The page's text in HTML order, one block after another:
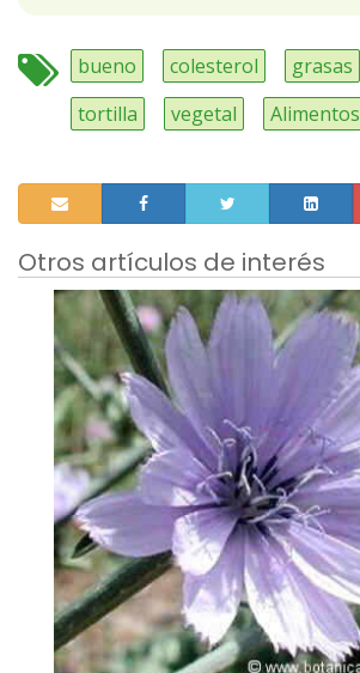
bueno colesterol grasas
tortilla
vegetal Alimentos
Otros artículos de interés